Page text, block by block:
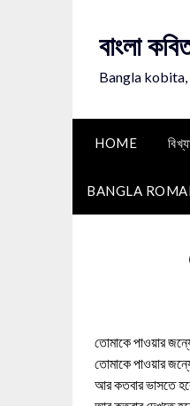
বাংলা
Bangla kobita,
HOME
BANGLA
তোমাকে পাওয়ার
তোমাকে পাওয়ার
আর কতবার ভাসতে